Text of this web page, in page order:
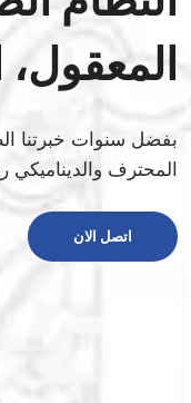
المعقول،
بفضل سنوات خبرتنا
المحترف والديناميكي
اتصل الان